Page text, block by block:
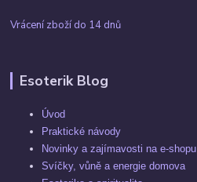
Vrácení zboží do 14 dnů
Esoterik Blog
Úvod
Praktické návody
Novinky a zajímavosti na e-shopu
Svíčky, vůně a energie domova